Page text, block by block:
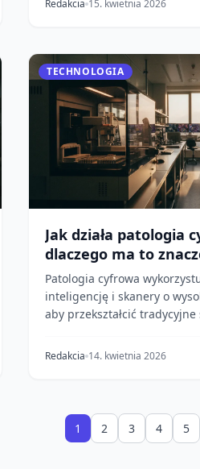
Redakcia 15. kwietnia 2026
TECHNOLOGIA
Jak działa patologia
dlaczego ma to
Patologia cyfrowa
inteligencję i skanery o
aby przekształcić tradycyjne
Redakcia 14. kwietnia 2026
1 2 3 4 5